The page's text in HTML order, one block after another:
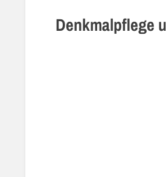
Denkmalpflege